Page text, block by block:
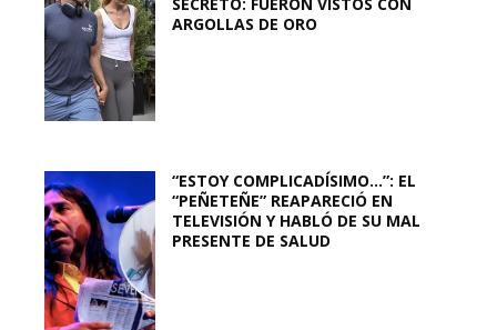
ARGOLLAS DE ORO
“ESTOY COMPLICADÍSIMO…”: EL
“PEÑETEÑE” REAPARECIÓ EN
TELEVISIÓN Y HABLÓ DE SU MAL
PRESENTE DE SALUD